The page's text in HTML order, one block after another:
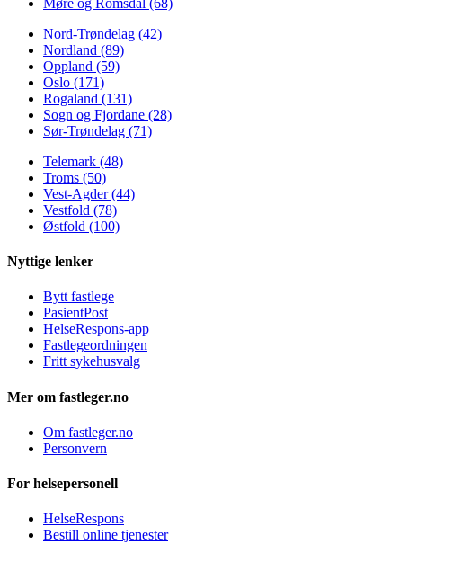
Nord-Trøndelag (42)
Nordland (89)
Oppland (59)
Oslo (171)
Rogaland (131)
Sogn og Fjordane (28)
Sør-Trøndelag (71)
Telemark (48)
Troms (50)
Vest-Agder (44)
Vestfold (78)
Østfold (100)
Nyttige lenker
Bytt fastlege
PasientPost
HelseRespons-app
Fastlegeordningen
Fritt sykehusvalg
Mer om fastleger.no
Om fastleger.no
Personvern
For helsepersonell
HelseRespons
Bestill online tjenester